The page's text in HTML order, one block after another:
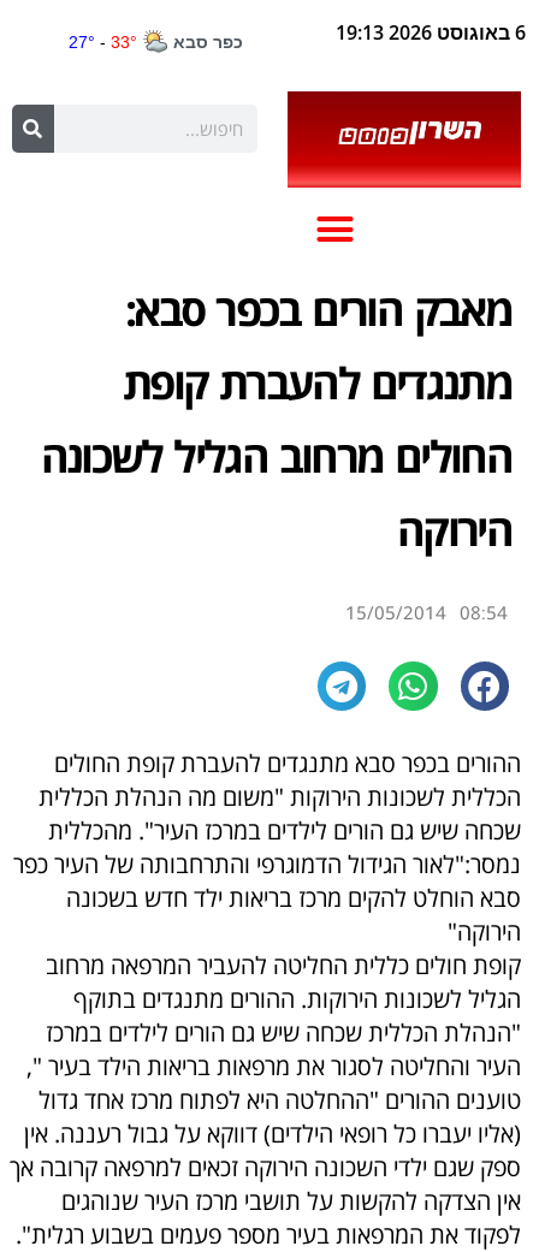
6 באוגוסט 2026 19:13
מאבק הורים בכפר סבא:
מתנגדים להעברת קופת
החולים מרחוב הגליל לשכונה
הירוקה
08:54
15/05/2014
ההורים בכפר סבא מתנגדים להעברת קופת החולים
הכללית לשכונות הירוקות "משום מה הנהלת הכללית
שכחה שיש גם הורים לילדים במרכז העיר". מהכללית
נמסר:"לאור הגידול הדמוגרפי והתרחבותה של העיר כפר
סבא הוחלט להקים מרכז בריאות ילד חדש בשכונה
הירוקה"
קופת חולים כללית החליטה להעביר המרפאה מרחוב
הגליל לשכונות הירוקות. ההורים מתנגדים בתוקף
"הנהלת הכללית שכחה שיש גם הורים לילדים במרכז
העיר והחליטה לסגור את מרפאות בריאות הילד בעיר ",
טוענים ההורים "ההחלטה היא לפתוח מרכז אחד גדול
(אליו יעברו כל רופאי הילדים) דווקא על גבול רעננה. אין
ספק שגם ילדי השכונה הירוקה זכאים למרפאה קרובה אך
אין הצדקה להקשות על תושבי מרכז העיר שנוהגים
לפקוד את המרפאות בעיר מספר פעמים בשבוע רגלית".